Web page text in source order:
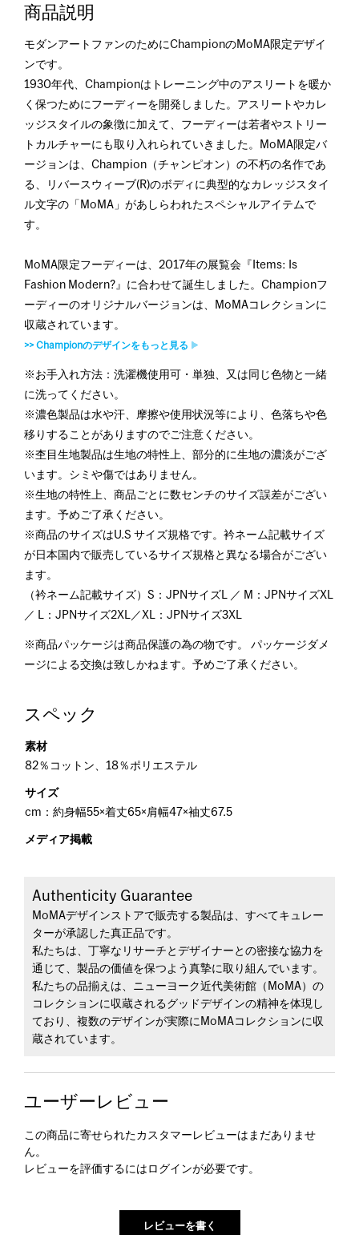
商品説明
モダンアートファンのためにChampionのMoMA限定デザイ
ンです。
1930年代、Championはトレーニング中のアスリートを暖か
く保つためにフーディーを開発しました。アスリートやカレ
ッジスタイルの象徴に加えて、フーディーは若者やストリー
トカルチャーにも取り入れられていきました。MoMA限定バ
ージョンは、Champion（チャンピオン）の不朽の名作であ
る、リバースウィーブ(R)のボディに典型的なカレッジスタイ
ル文字の「MoMA」があしらわれたスペシャルアイテムで
す。
MoMA限定フーディーは、2017年の展覧会『Items: Is
Fashion Modern?』に合わせて誕生しました。Championフ
ーディーのオリジナルバージョンは、MoMAコレクションに
収蔵されています。
>> Championのデザインをもっと見る
※お手入れ方法：洗濯機使用可・単独、又は同じ色物と一緒
に洗ってください。
※濃色製品は水や汗、摩擦や使用状況等により、色落ちや色
移りすることがありますのでご注意ください。
※杢目生地製品は生地の特性上、部分的に生地の濃淡がござ
います。シミや傷ではありません。
※生地の特性上、商品ごとに数センチのサイズ誤差がござい
ます。予めご了承ください。
※商品のサイズはU.S サイズ規格です。衿ネーム記載サイズ
が日本国内で販売しているサイズ規格と異なる場合がござい
ます。
（衿ネーム記載サイズ）S：JPNサイズL ／ M：JPNサイズXL
／ L：JPNサイズ2XL／XL：JPNサイズ3XL
※商品パッケージは商品保護の為の物です。 パッケージダメ
ージによる交換は致しかねます。予めご了承ください。
スペック
素材
82％コットン、18％ポリエステル
サイズ
cm：約身幅55×着丈65×肩幅47×袖丈67.5
メディア掲載
Authenticity Guarantee
MoMAデザインストアで販売する製品は、すべてキュレー
ターが承認した真正品です。
私たちは、丁寧なリサーチとデザイナーとの密接な協力を
通じて、製品の価値を保つよう真摯に取り組んでいます。
私たちの品揃えは、ニューヨーク近代美術館（MoMA）の
コレクションに収蔵されるグッドデザインの精神を体現し
ており、複数のデザインが実際にMoMAコレクションに収
蔵されています。
ユーザーレビュー
この商品に寄せられたカスタマーレビューはまだありませ
ん。
レビューを評価するには ログインが必要です。